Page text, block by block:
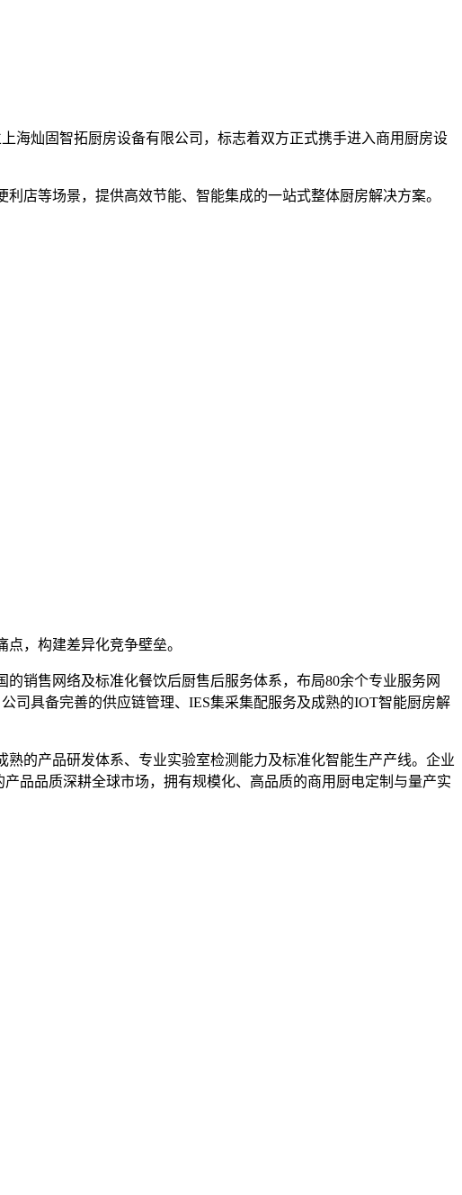
海灿固智拓厨房设备有限公司，标志着双方正式携手进入商用厨房设
店等场景，提供高效节能、智能集成的一站式整体厨房解决方案。
，构建差异化竞争壁垒。
销售网络及标准化餐饮后厨售后服务体系，布局80余个专业服务网
司具备完善的供应链管理、IES集采集配服务及成熟的IOT智能厨房解
的产品研发体系、专业实验室检测能力及标准化智能生产产线。企业
品品质深耕全球市场，拥有规模化、高品质的商用厨电定制与量产实